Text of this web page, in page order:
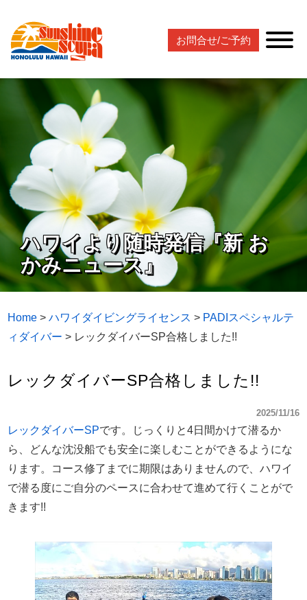
お問合せ/ご予約
ハワイより随時発信『新 お
かみニュース』
Home >ハワイダイビングライセンス > PADIスペシャルテ
ィダイバー > レックダイバーSP合格しました!!
レックダイバーSP合格しました!!
2025/11/16
レックダイバーSPです。じっくりと4日間かけて潜るか
ら、どんな沈没船でも安全に楽しむことができるようにな
ります。コース修了までに期限はありませんので、ハワイ
で潜る度にご自分のペースに合わせて進めて行くことがで
きます!!